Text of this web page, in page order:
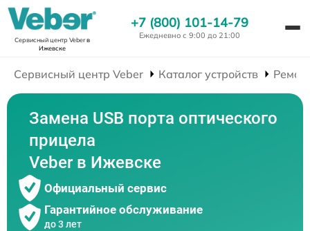
Сервисный центр Veberв
Ижевске
+7 (800) 101-14-79
Ежедневно с 9:00 до 21:00
Сервисный центр Veber Каталог устройств
Замена USB порта оптического
прицела
Veber в Ижевске
Официальный сервис
Гарантийное обслуживание
до 3 лет